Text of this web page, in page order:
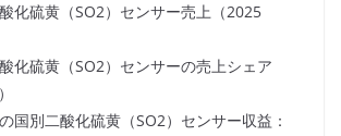
化硫黄（SO2）センサー売上（2025
化硫黄（SO2）センサーの売上シェア
国別二酸化硫黄（SO2）センサー収益：